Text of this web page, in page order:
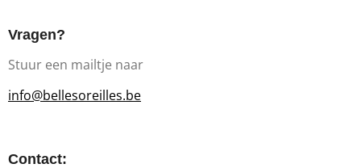
Vragen?
Stuur een mailtje naar
info@bellesoreilles.be
Contact: